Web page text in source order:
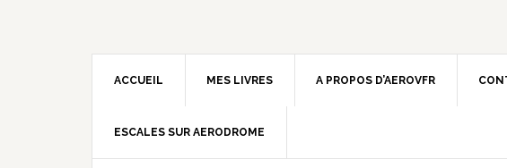
ACCUEIL MES LIVRES A PROPOS D’AEROVFR
ESCALES SUR AERODROME